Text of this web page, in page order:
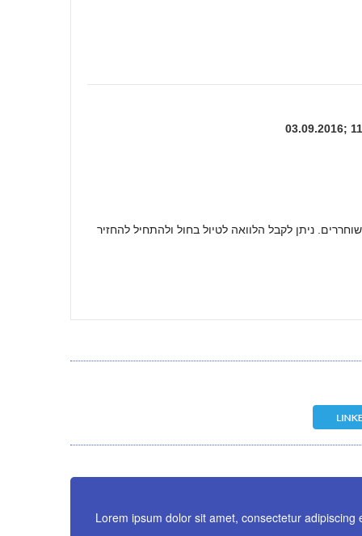
03.09.2016;
ניתן לקבל הלוואה לטיול בחול ולהתחיל להחזיר
Lorem ipsum dolor sit amet, consectetur